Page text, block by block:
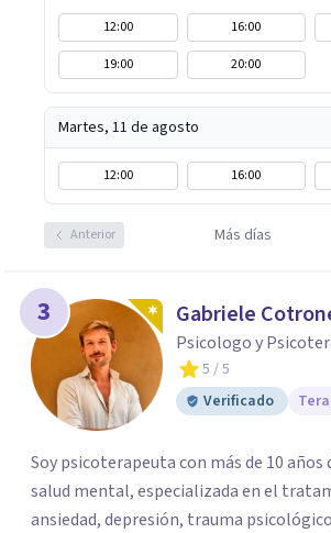
12:00 16:00
19:00
20:00
Martes, 11 de agosto
12:00 16:00
Anterior Más días
3 Gabriele
Psicologo y
5 / 5
Verificado
Soy psicoterapeuta con más de 10 años
salud mental, especializada en el
ansiedad, depresión, trauma